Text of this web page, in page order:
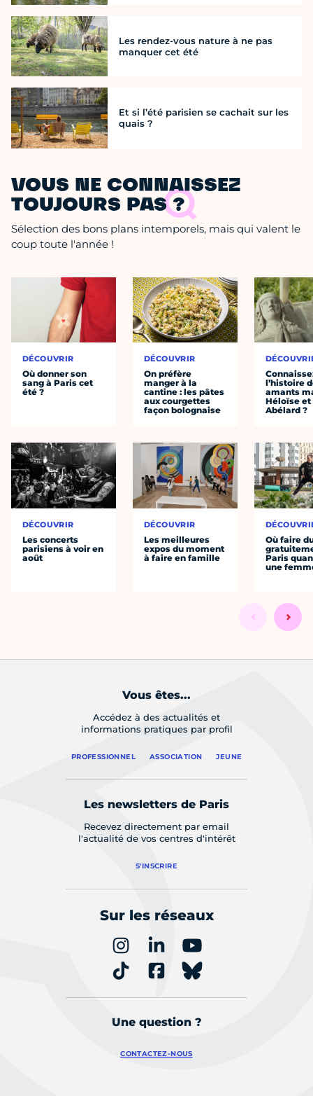
Les rendez-vous nature à ne pas
manquer cet été
Et si l’été parisien se cachait sur les
quais ?
VOUS NE CONNAISSEZ
TOUJOURS PAS ?
Sélection des bons plans intemporels, mais qui valent le
coup toute l'année !
DÉCOUVRIR
Où donner son
sang à Paris cet
été ?
DÉCOUVRIR
Les concerts
parisiens à voir en
août
DÉCOUVRIR
On préfère
manger à la
cantine : les pâtes
aux courgettes
façon bolognaise
DÉCOUVRIR
Les meilleures
expos du moment
à faire en famille
l’histoire
amants
Héloïse et
Abélard ?
Où faire
Paris
une
Vous êtes...
Accédez à des actualités et
informations pratiques par profil
PROFESSIONNEL ASSOCIATION JEUNE
Les newsletters de Paris
Recevez directement par email
l'actualité de vos centres d'intérêt
S'INSCRIRE
Sur les réseaux
Une question ?
CONTACTEZ-NOUS